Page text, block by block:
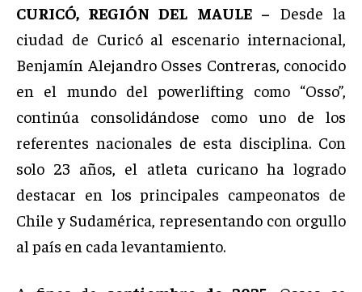
CURICÓ, REGIÓN DEL MAULE – Desde la
ciudad de Curicó al escenario internacional,
Benjamín Alejandro Osses Contreras, conocido
en el mundo del powerlifting como “Osso”,
continúa consolidándose como uno de los
referentes nacionales de esta disciplina. Con
solo 23 años, el atleta curicano ha logrado
destacar en los principales campeonatos de
Chile y Sudamérica, representando con orgullo
al país en cada levantamiento.